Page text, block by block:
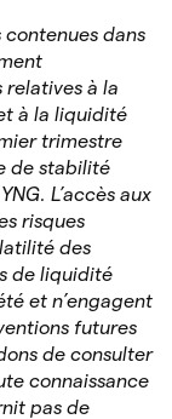
dans
relatives à la
à la liquidité
trimestre
de stabilité
L’accès aux
risques
des
de liquidité
et n’engagent
futures
de consulter
connaissance
pas de